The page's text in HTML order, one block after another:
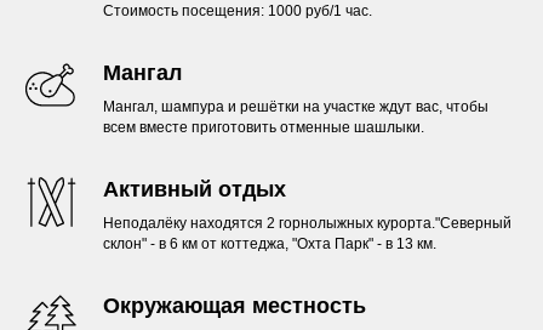
Стоимость посещения: 1000 руб/1 час.
Мангал
Мангал, шампура и решётки на участке ждут вас, чтобы
всем вместе приготовить отменные шашлыки.
Активный отдых
Неподалёку находятся 2 горнолыжных курорта."Северный
склон" - в 6 км от коттеджа, "Охта Парк" - в 13 км.
Окружающая местность